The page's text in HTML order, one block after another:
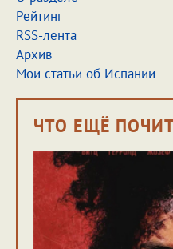
Рейтинг
RSS-лента
Архив
Мои статьи об Испании
ЧТО ЕЩЁ